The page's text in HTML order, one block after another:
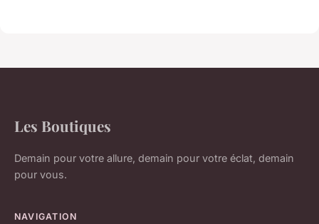
Les Boutiques
Demain pour votre allure, demain pour votre éclat, demain
pour vous.
NAVIGATION